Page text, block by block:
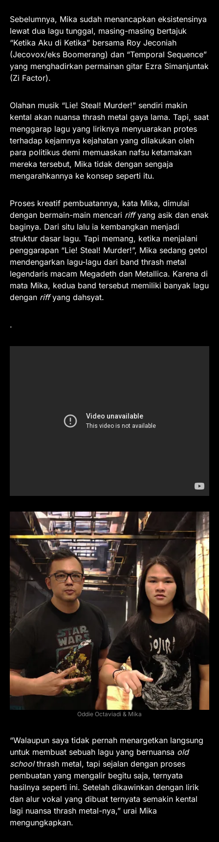
Sebelumnya, Mika sudah menancapkan eksistensinya
lewat dua lagu tunggal, masing-masing bertajuk
“Ketika Aku di Ketika” bersama Roy Jeconiah
(Jecovox/eks Boomerang) dan “Temporal Sequence”
yang menghadirkan permainan gitar Ezra Simanjuntak
(Zi Factor).
Olahan musik “Lie! Steal! Murder!” sendiri makin
kental akan nuansa thrash metal gaya lama. Tapi, saat
menggarap lagu yang liriknya menyuarakan protes
terhadap kejamnya kejahatan yang dilakukan oleh
para politikus demi memuaskan nafsu ketamakan
mereka tersebut, Mika tidak dengan sengaja
mengarahkannya ke konsep seperti itu.
Proses kreatif pembuatannya, kata Mika, dimulai
dengan bermain-main mencari riffyang asik dan enak
baginya. Dari situ lalu ia kembangkan menjadi
struktur dasar lagu. Tapi memang, ketika menjalani
penggarapan “Lie! Steal! Murder!”, Mika sedang getol
mendengarkan lagu-lagu dari band thrash metal
legendaris macam Megadeth dan Metallica. Karena di
mata Mika, kedua band tersebut memiliki banyak lagu
dengan riffyang dahsyat.
.
Oddie Octaviadi & Mika
“Walaupun saya tidak pernah menargetkan langsung
untuk membuat sebuah lagu yang bernuansa old
schoolthrash metal, tapi sejalan dengan proses
pembuatan yang mengalir begitu saja, ternyata
hasilnya seperti ini. Setelah dikawinkan dengan lirik
dan alur vokal yang dibuat ternyata semakin kental
lagi nuansa thrash metal-nya,” urai Mika
mengungkapkan.